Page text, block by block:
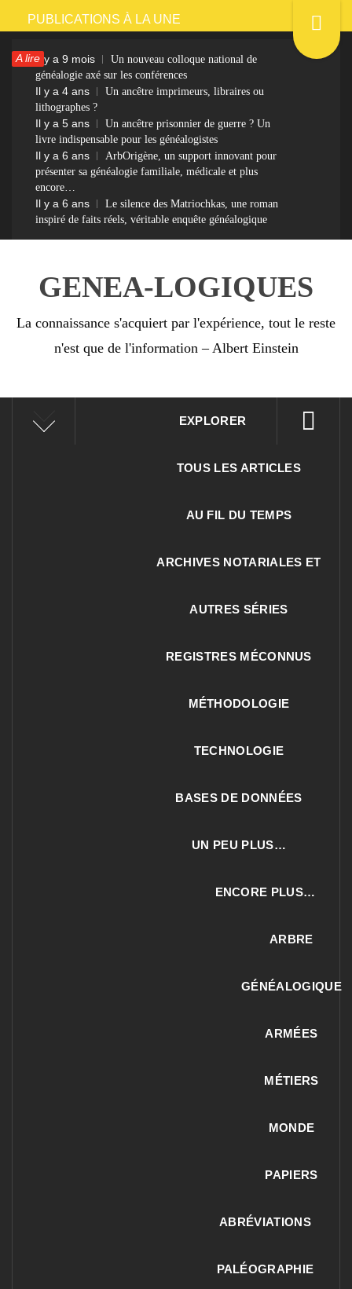
Passer
contenu
PUBLICATIONS À LA UNE
A lireIl y a 9 mois
Un nouveau colloque national de
généalogie axé sur les conférences
Il y a 4 ans
Un ancêtre imprimeurs, libraires ou
lithographes ?
Il y a 5 ans
Un ancêtre prisonnier de guerre ? Un
livre indispensable pour les généalogistes
Il y a 6 ans
ArbOrigène, un support innovant pour
présenter sa généalogie familiale, médicale et plus
encore…
Il y a 6 ans
Le silence des Matriochkas, une roman
inspiré de faits réels, véritable enquête généalogique
GENEA-LOGIQUES
La connaissance s'acquiert par l'expérience, tout le reste
n'est que de l'information – Albert Einstein
EXPLORER
TOUS LES ARTICLES
AU FIL DU TEMPS
ARCHIVES NOTARIALES ET
AUTRES SÉRIES
REGISTRES MÉCONNUS
MÉTHODOLOGIE
TECHNOLOGIE
BASES DE DONNÉES
UN PEU PLUS…
ENCORE PLUS…
ARBRE
GÉNÉALOGIQUE
ARMÉES
MÉTIERS
MONDE
PAPIERS
ABRÉVIATIONS
PALÉOGRAPHIE